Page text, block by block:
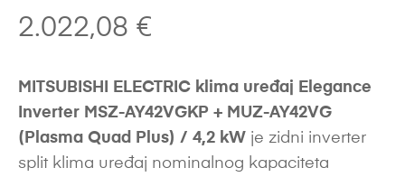
2.022,08 €
MITSUBISHI ELECTRIC klima uređaj Elegance
Inverter MSZ-AY42VGKP + MUZ-AY42VG
(Plasma Quad Plus) / 4,2 kW je zidni inverter
split klima uređaj nominalnog kapaciteta